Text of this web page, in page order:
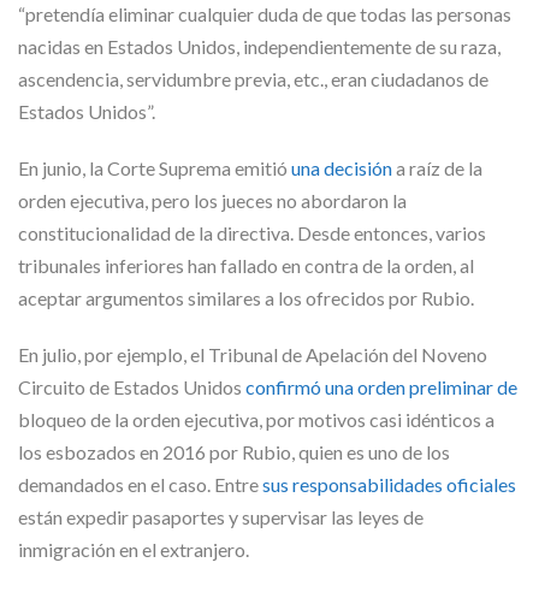
“pretendía eliminar cualquier duda de que todas las personas
nacidas en Estados Unidos, independientemente de su raza,
ascendencia, servidumbre previa, etc., eran ciudadanos de
Estados Unidos”.
En junio, la Corte Suprema emitió una decisióna raíz de la
orden ejecutiva, pero los jueces no abordaron la
constitucionalidad de la directiva. Desde entonces, varios
tribunales inferiores han fallado en contra de la orden, al
aceptar argumentos similares a los ofrecidos por Rubio.
En julio, por ejemplo, el Tribunal de Apelación del Noveno
Circuito de Estados Unidos confirmó una orden preliminar de
bloqueo de la orden ejecutiva, por motivos casi idénticos a
los esbozados en 2016 por Rubio, quien es uno de los
demandados en el caso. Entresus responsabilidades oficiales
están expedir pasaportes y supervisar las leyes de
inmigración en el extranjero.